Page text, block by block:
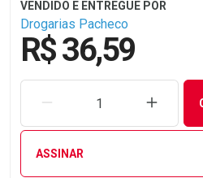
Drogarias Pacheco
R$ 36,59
REMOVER UMA UNIDADE
ASSINAR